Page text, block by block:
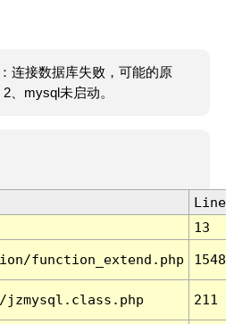
连接数据库失败，可能的原
、mysql未启动。
Line
13
function_extend.php 1548
211